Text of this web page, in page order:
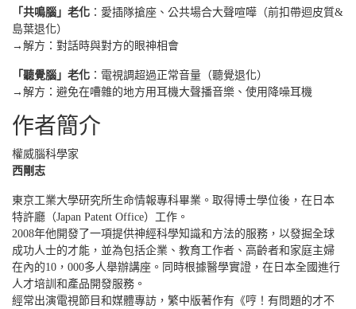
「共鳴腦」老化 ：愛插隊搶座、公共場合大聲喧嘩（前扣帶迴皮質&
島葉退化）
→解方：對話時與對方的眼神相會
「聽覺腦」老化 ：電視調超過正常音量（聽覺退化）
→解方：避免在嘈雜的地方用耳機大聲播音樂、使用降噪耳機
作者簡介
權威腦科學家
西剛志
東京工業大學研究所生命情報專科畢業。取得博士學位後，在日本
特許廳（Japan Patent Office）工作。
2008年他開發了一項提供神經科學知識和方法的服務，以發掘全球
成功人士的才能，並為包括企業、教育工作者、高齡者和家庭主婦
在內的10，000多人舉辦講座。同時根據醫學實證，在日本全國進行
人才培訓和產品開發服務。
經常出演電視節目和媒體專訪，繁中版著作有《哼！有問題的才不